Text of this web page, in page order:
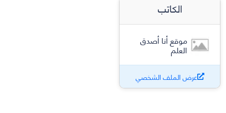
الكاتب
موقع أنا أصدق
العلم
عرض الملف الشخصي